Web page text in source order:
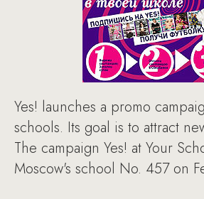
Yes! launches a promo
schools. Its goal is to attract
The campaign Yes! at Your
Moscow's school No. 457 on